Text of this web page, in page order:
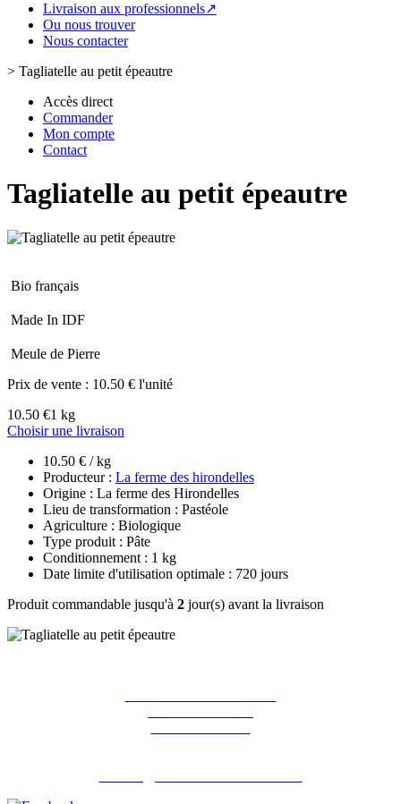
Livraison aux professionnels↗
Ou nous trouver
Nous contacter
> Tagliatelle au petit épeautre
Accès direct
Commander
Mon compte
Contact
Tagliatelle au petit épeautre
Bio français
Made In IDF
Meule de Pierre
Prix de vente : 10.50 € l'unité
10.50 €1 kg
Choisir une livraison
10.50 € / kg
Producteur : La ferme des hirondelles
Origine : La ferme des Hirondelles
Lieu de transformation : Pastéole
Agriculture : Biologique
Type produit : Pâte
Conditionnement : 1 kg
Date limite d'utilisation optimale : 720 jours
Produit commandable jusqu'à 2 jour(s) avant la livraison